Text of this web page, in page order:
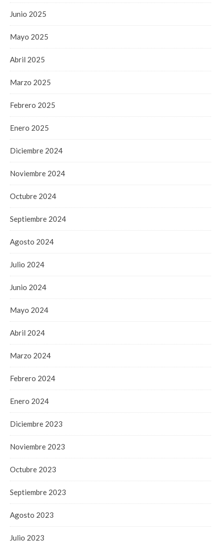
Junio 2025
Mayo 2025
Abril 2025
Marzo 2025
Febrero 2025
Enero 2025
Diciembre 2024
Noviembre 2024
Octubre 2024
Septiembre 2024
Agosto 2024
Julio 2024
Junio 2024
Mayo 2024
Abril 2024
Marzo 2024
Febrero 2024
Enero 2024
Diciembre 2023
Noviembre 2023
Octubre 2023
Septiembre 2023
Agosto 2023
Julio 2023